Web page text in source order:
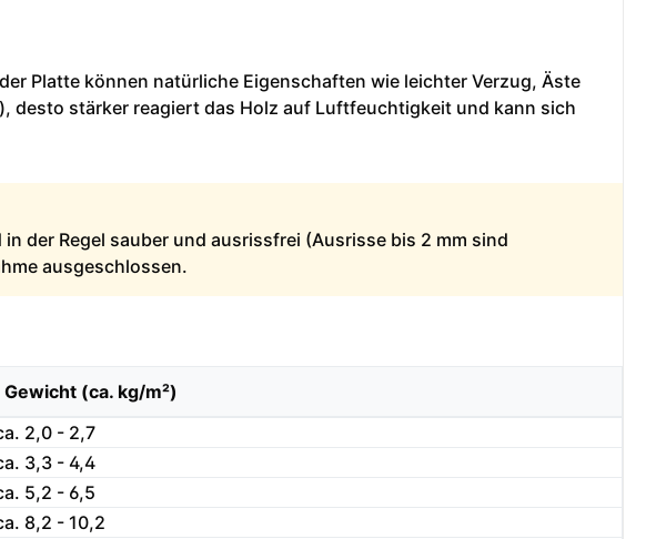
Platte können natürliche Eigenschaften wie leichter Verzug, Äste
desto stärker reagiert das Holz auf Luftfeuchtigkeit und kann sich
der Regel sauber und ausrissfrei (Ausrisse bis 2 mm sind
ausgeschlossen.
Gewicht (ca. kg/m²)
2,0 - 2,7
3,3 - 4,4
5,2 - 6,5
8,2 - 10,2